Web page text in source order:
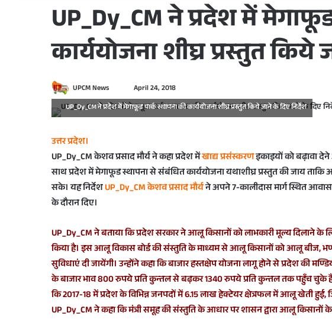
UP_Dy_CM ने प्रदेश में
कार्ययोजना शीघ्र प्रस्तुत किये
UPCM News
e
n
n
e
m
l
April 24, 2018
UP_Dy_CM ने प्रदेश में मेगाफूड पार्क स्थापना की कार्ययोजना शीघ्र प्रस्तुत किये जाने के दिए निर्देश
उत्तर प्रदेश।
UP_Dy_CM केशव प्रसाद मौर्य ने कहा प्रदेश मेंखाद्य प्रसंस्करणइकाइयों को बढ़ावा
साथ प्रदेश में मेगाफूड स्थापना से संबंधित कार्ययोजना यथाशीघ्र प्रस्तुत की जाय
सके। यह निर्देशUP_Dy_CM केशव प्रसाद मौर्यने अपने 7-कालीदास मार्ग स्थित
के दौरान दिए।
UP_Dy_CM ने बताया कि प्रदेश सरकार ने आलू किसानों को लाभकारी मूल्य दिलाने के
किया है। इस आलू विकास बोर्ड की संस्तुति के माध्यम से आलू किसानों को आलू बीज,
सुविधाएं दी जायेंगी। उन्होंने कहा कि बाजार हस्तक्षेप योजना लागू होने से प्रदेश की
के बाजार भाव 800 रुपये प्रति कुन्तल से बढ़कर 1340 रुपये प्रति कुन्तल तक पहुँच चुके
कि 2017-18 में प्रदेश के विभिन्न जनपदों में 6.15 लाख हेक्टेयर क्षेत्रफल में आलू खेती हुई,
UP_Dy_CM ने कहा कि मंत्री समूह की संस्तुति के आधार पर शासन द्वारा आलू किसानों